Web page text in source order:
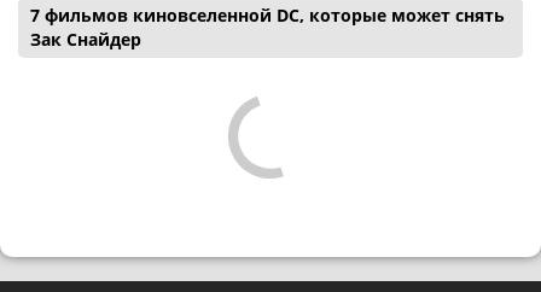
7 фильмов киновселенной DC, которые может снять
Зак Снайдер